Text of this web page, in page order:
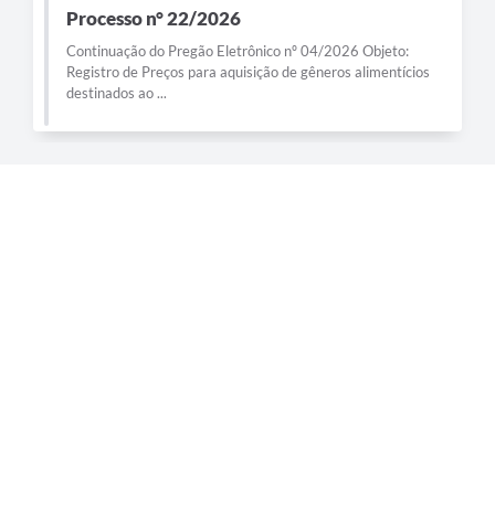
Processo n° 22/2026
Continuação do Pregão Eletrônico nº 04/2026 Objeto:
Registro de Preços para aquisição de gêneros alimentícios
destinados ao ...